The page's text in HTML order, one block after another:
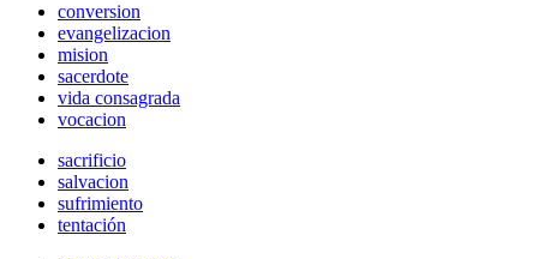
conversion
evangelizacion
mision
sacerdote
vida consagrada
vocacion
sacrificio
salvacion
sufrimiento
tentación